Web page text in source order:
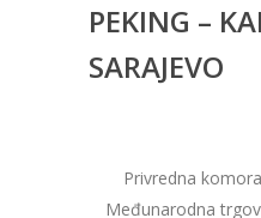
PEKING –
SARAJEVO
Privredna
Međunarodna